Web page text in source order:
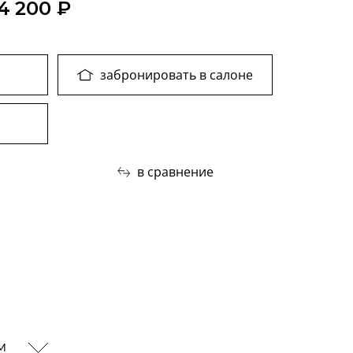
200 ₽
забронировать в салоне
в сравнение